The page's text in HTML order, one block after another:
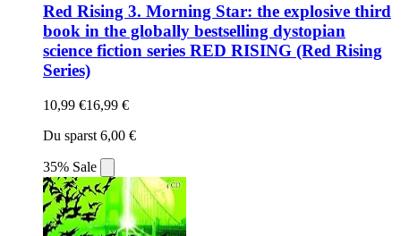
Red Rising 3. Morning Star: the explosive third
book in the globally bestselling dystopian
science fiction series RED RISING (Red Rising
Series)
10,99 €16,99 €
Du sparst 6,00 €
35% Sale